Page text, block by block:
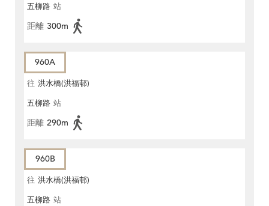
五柳路 站
距離 300m
960A
往 洪水橋(洪福邨)
五柳路 站
距離 290m
960B
往 洪水橋(洪福邨)
五柳路 站